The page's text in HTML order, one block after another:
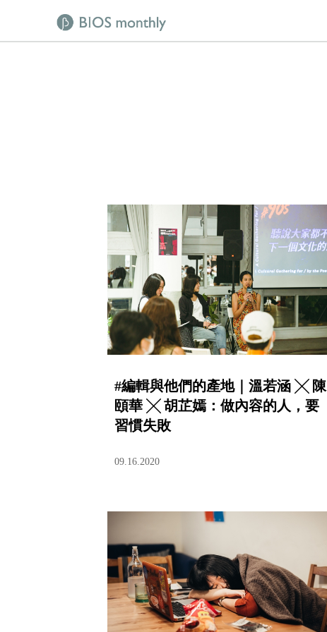
#編輯與他們的產地｜溫若涵 ╳ 陳
頤華 ╳ 胡芷嫣：做內容的人，要
習慣失敗
09.16.2020